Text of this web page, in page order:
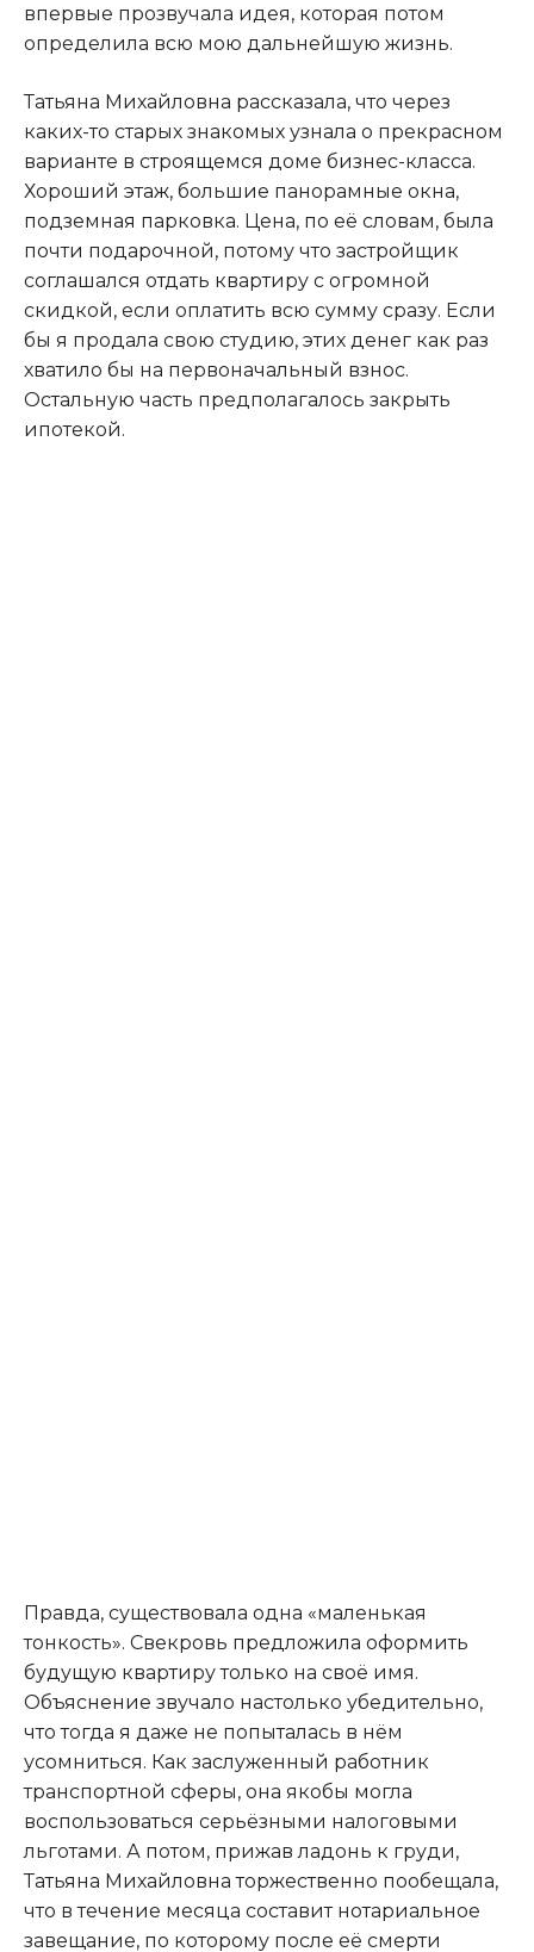
впервые прозвучала идея, которая потом
определила всю мою дальнейшую жизнь.
Татьяна Михайловна рассказала, что через
каких-то старых знакомых узнала о прекрасном
варианте в строящемся доме бизнес-класса.
Хороший этаж, большие панорамные окна,
подземная парковка. Цена, по её словам, была
почти подарочной, потому что застройщик
соглашался отдать квартиру с огромной
скидкой, если оплатить всю сумму сразу. Если
бы я продала свою студию, этих денег как раз
хватило бы на первоначальный взнос.
Остальную часть предполагалось закрыть
ипотекой.
Правда, существовала одна «маленькая
тонкость». Свекровь предложила оформить
будущую квартиру только на своё имя.
Объяснение звучало настолько убедительно,
что тогда я даже не попыталась в нём
усомниться. Как заслуженный работник
транспортной сферы, она якобы могла
воспользоваться серьёзными налоговыми
льготами. А потом, прижав ладонь к груди,
Татьяна Михайловна торжественно пообещала,
что в течение месяца составит нотариальное
завещание, по которому после её смерти